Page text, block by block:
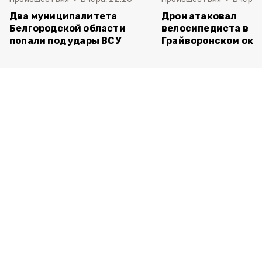
Два муниципалитета
Белгородской области
попали под удары ВСУ
Дрон атаковал
велосипедиста в
Грайворонском